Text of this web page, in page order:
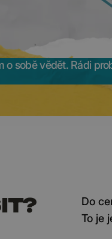
o sobě vědět. Rádi
Do
To je